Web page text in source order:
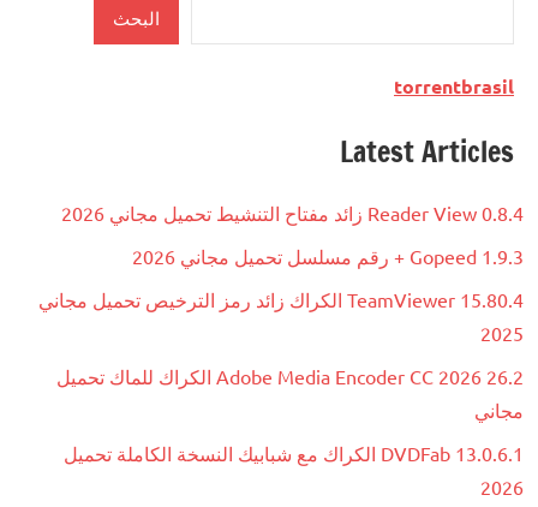
البحث
torrentbrasil
Latest Articles
Reader View 0.8.4 زائد مفتاح التنشيط تحميل مجاني 2026
Gopeed 1.9.3 + رقم مسلسل تحميل مجاني 2026
TeamViewer 15.80.4 الكراك زائد رمز الترخيص تحميل مجاني
2025
Adobe Media Encoder CC 2026 26.2 الكراك للماك تحميل
مجاني
DVDFab 13.0.6.1 الكراك مع شبابيك النسخة الكاملة تحميل
2026